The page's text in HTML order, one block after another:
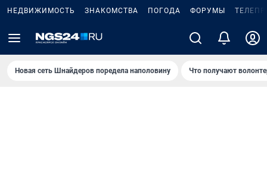
НЕДВИЖИМОСТЬ ЗНАКОМСТВА ПОГОДА ФОРУМЫ
Новая сеть Шнайдеров поредела наполовину Что получают